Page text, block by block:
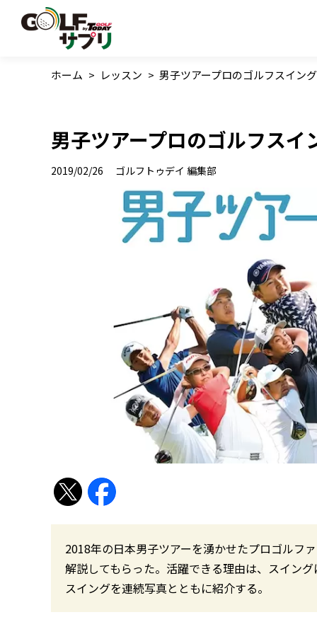
ホーム > レッスン > 男子ツアープロのゴルフスイン
男子ツアープロのゴルフス
2019/02/26 ゴルフトゥデイ 編集部
2018年の日本男子ツアーを湧かせたプロゴルフ
解説してもらった。活躍できる理由は、スイン
スイングを連続写真とともに紹介する。